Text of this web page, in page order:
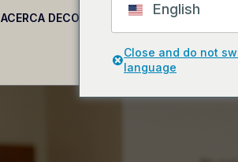
ACERCA DECONOCE TUS DERECHOS
English
Close and do not
language